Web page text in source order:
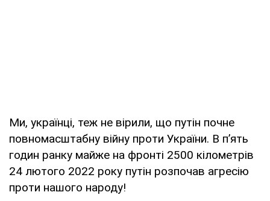
Ми, українці, теж не вірили, що путін почне
повномасштабну війну проти України. В п’ять
годин ранку майже на фронті 2500 кілометрів
24 лютого 2022 року путін розпочав агресію
проти нашого народу!